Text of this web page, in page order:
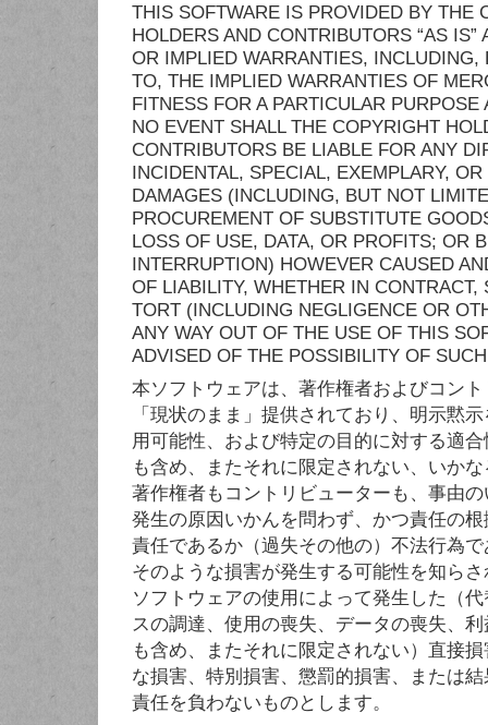
THIS SOFTWARE IS PROVIDED BY THE
HOLDERS AND CONTRIBUTORS “AS IS”
OR IMPLIED WARRANTIES, INCLUDING,
TO, THE IMPLIED WARRANTIES OF
FITNESS FOR A PARTICULAR
NO EVENT SHALL THE COPYRIGHT
CONTRIBUTORS BE LIABLE FOR ANY
INCIDENTAL, SPECIAL, EXEMPLARY,
DAMAGES (INCLUDING, BUT NOT
PROCUREMENT OF SUBSTITUTE
LOSS OF USE, DATA, OR PROFITS; OR
INTERRUPTION) HOWEVER CAUSED
OF LIABILITY, WHETHER IN CONTRACT,
TORT (INCLUDING NEGLIGENCE OR
ANY WAY OUT OF THE USE OF THIS
ADVISED OF THE POSSIBILITY OF
本ソフトウェアは、著作権者およびコン
「現状のまま」提供されており、明示黙
用可能性、および特定の目的に対する適
も含め、またそれに限定されない、いか
著作権者もコントリビューターも、事由
発生の原因いかんを問わず、かつ責任の
責任であるか（過失その他の）不法行為
そのような損害が発生する可能性を知ら
ソフトウェアの使用によって発生した（
スの調達、使用の喪失、データの喪失、
も含め、またそれに限定されない）直接
な損害、特別損害、懲罰的損害、または
責任を負わないものとします。